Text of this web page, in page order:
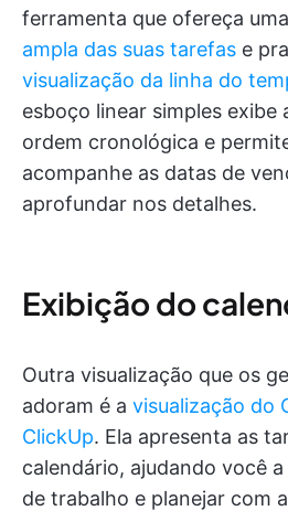
ferramenta que ofereça uma
ampla das suas tarefas e
visualização da linha do
esboço linear simples exibe
ordem cronológica e
acompanhe as datas de
aprofundar nos detalhes.
Exibição do
Outra visualização que os
adoram é a visualização do
ClickUp. Ela apresenta as
calendário, ajudando você
de trabalho e planejar com